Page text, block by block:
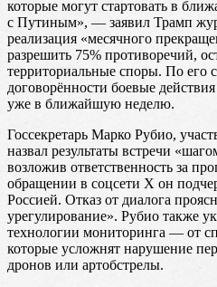
которые могут стартовать в
с Путиным», — заявил Трамп
реализация «месячного
разрешить 75% противоречий,
территориальные споры. По его
договорённости боевые
уже в ближайшую неделю.
Госсекретарь Марко Рубио,
назвал результаты встречи
возложив ответственность за
обращении в соцсети X он
Россией. Отказ от диалога
урегулирование». Рубио также
технологии мониторинга — от
которые усложнят нарушение
дронов или артобстрелы.